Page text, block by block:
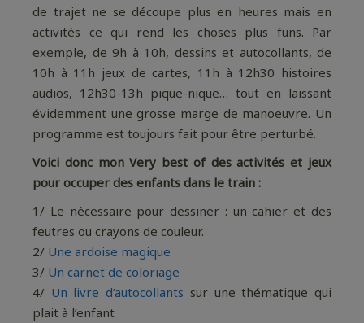
de trajet ne se découpe plus en heures mais en
activités ce qui rend les choses plus funs. Par
exemple, de 9h à 10h, dessins et autocollants, de
10h à 11h jeux de cartes, 11h à 12h30 histoires
audios, 12h30-13h pique-nique… tout en laissant
évidemment une grosse marge de manoeuvre. Un
programme est toujours fait pour être perturbé.
Voici donc mon Very best of des activités et jeux
pour occuper des enfants dans le train :
1/ Le nécessaire pour dessiner : un cahier et des
feutres ou crayons de couleur.
2/ Une ardoise magique
3/ Un carnet de coloriage
4/ Un livre d’autocollants sur une thématique qui
plait à l’enfant